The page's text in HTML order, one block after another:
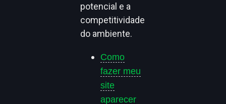
potencial e a
competitividade
do ambiente.
Como
fazer meu
site
aparecer